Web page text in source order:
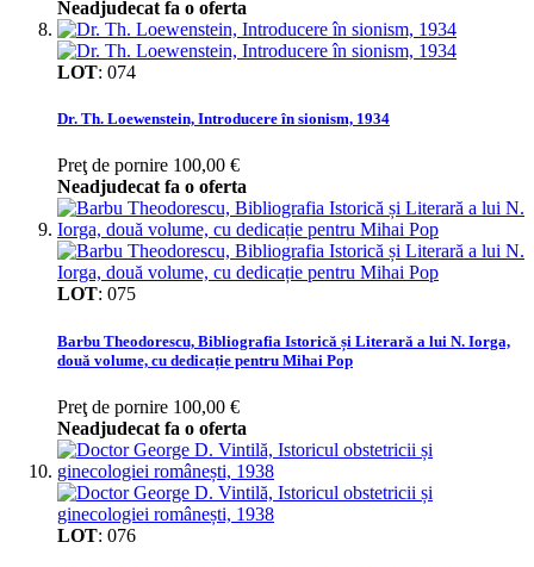
Neadjudecat fa o oferta
LOT: 074
Dr. Th. Loewenstein, Introducere în sionism, 1934
Preţ de pornire 100,00 €
Neadjudecat fa o oferta
LOT: 075
Barbu Theodorescu, Bibliografia Istorică și Literară a lui N. Iorga,
două volume, cu dedicație pentru Mihai Pop
Preţ de pornire 100,00 €
Neadjudecat fa o oferta
LOT: 076